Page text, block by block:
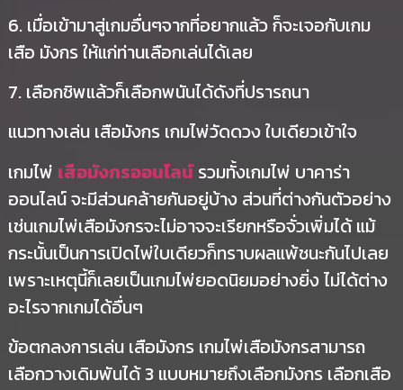
6. เมื่อเข้ามาสู่เกมอื่นๆจากที่อยากแล้ว ก็จะเจอกับเกม
เสือ มังกร ให้แก่ท่านเลือกเล่นได้เลย
7. เลือกชิพแล้วก็เลือกพนันได้ดังที่ปรารถนา
แนวทางเล่น เสือมังกร เกมไพ่วัดดวง ใบเดียวเข้าใจ
เกมไพ่ เสือมังกรออนไลน์รวมทั้งเกมไพ่ บาคาร่า
ออนไลน์ จะมีส่วนคล้ายกันอยู่บ้าง ส่วนที่ต่างกันตัวอย่าง
เช่นเกมไพ่เสือมังกรจะไม่อาจจะเรียกหรือจั่วเพิ่มได้ แม้
กระนั้นเป็นการเปิดไพ่ใบเดียวก็ทราบผลแพ้ชนะกันไปเลย
เพราะเหตุนี้ก็เลยเป็นเกมไพ่ยอดนิยมอย่างยิ่ง ไม่ได้ต่าง
อะไรจากเกมได้อื่นๆ
ข้อตกลงการเล่น เสือมังกร เกมไพ่เสือมังกรสามารถ
เลือกวางเดิมพันได้ 3 แบบหมายถึงเลือกมังกร เลือกเสือ